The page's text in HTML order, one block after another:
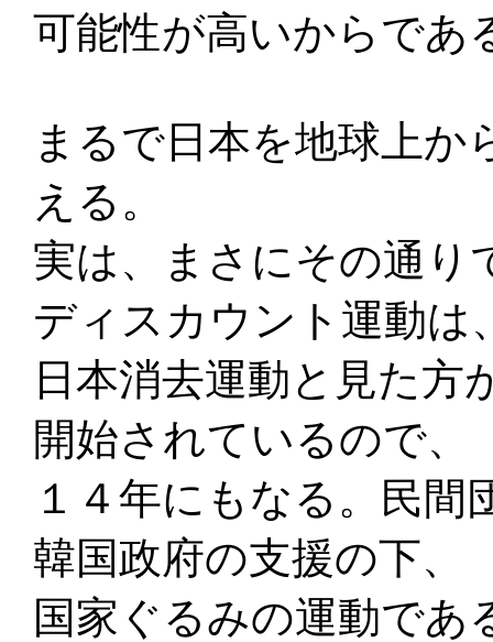
可能性が高いからであ
まるで日本を地球上か
える。
実は、まさにその通り
ディスカウント運動は
日本消去運動と見た方
開始されているので、
１４年にもなる。民間
韓国政府の支援の下、
国家ぐるみの運動であ